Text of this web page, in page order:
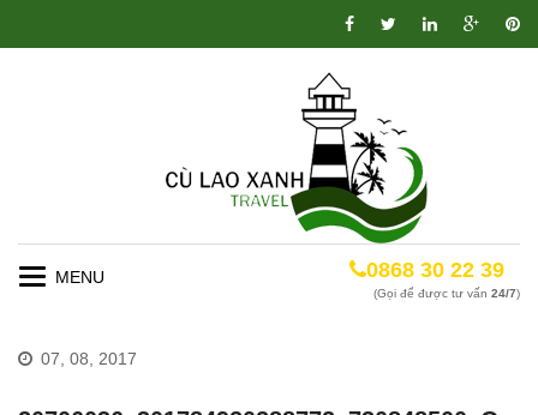
Toggle
0868 30 22 39
(Gọi để được tư vấn 24/7)
07, 08, 2017